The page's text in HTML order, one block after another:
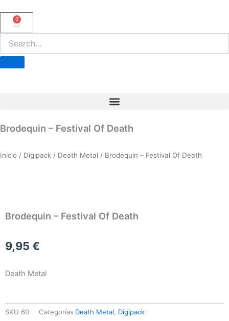
0
Carrito
Brodequin – Festival Of Death
Inicio / Digipack / Death Metal / Brodequin – Festival Of Death
Brodequin – Festival Of Death
9,95 €
Death Metal
SKU 60 Categorías Death Metal, Digipack